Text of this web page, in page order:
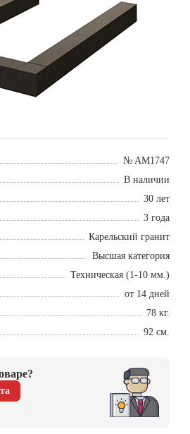
№ AM1747
В наличии
30 лет
3 года
Карельский гранит
Высшая категория
Техническая (1-10 мм.)
от 14 дней
78 кг.
92 см.